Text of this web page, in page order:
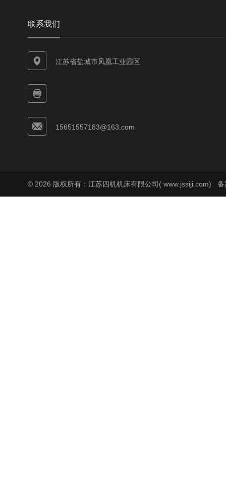
联系我们
江苏省盐城市凤凰工业园区
15651557183@163.com
© 2026 版权所有：江苏四机机床有限公司( www.jssiji.com) 备